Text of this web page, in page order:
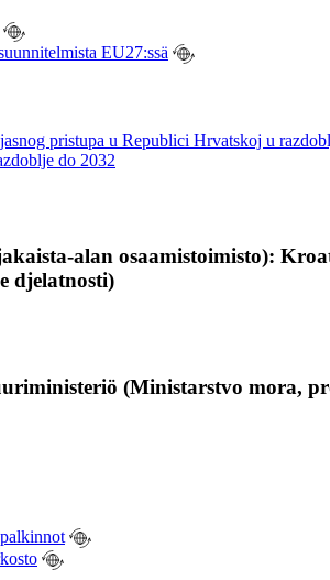
EU27:ssä
pristupa u Republici Hrvatskoj u
do 2032
alan osaamistoimisto):
djelatnosti)
(Ministarstvo mora,